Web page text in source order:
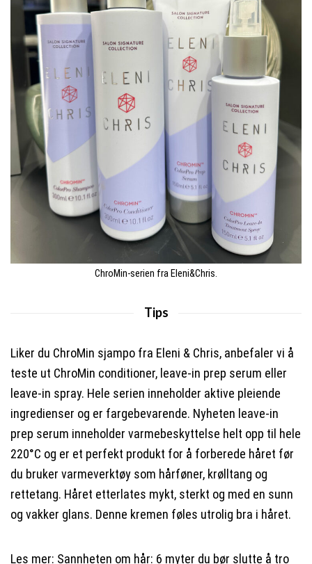
ChroMin-serien fra Eleni&Chris.
Tips
Liker du ChroMin sjampo fra Eleni & Chris, anbefaler vi å
teste ut ChroMin conditioner, leave-in prep serum eller
leave-in spray. Hele serien inneholder aktive pleiende
ingredienser og er fargebevarende. Nyheten leave-in
prep serum inneholder varmebeskyttelse helt opp til hele
220°C og er et perfekt produkt for å forberede håret før
du bruker varmeverktøy som hårføner, krølltang og
rettetang. Håret etterlates mykt, sterkt og med en sunn
og vakker glans. Denne kremen føles utrolig bra i håret.
Les mer: Sannheten om hår: 6 myter du bør slutte å tro